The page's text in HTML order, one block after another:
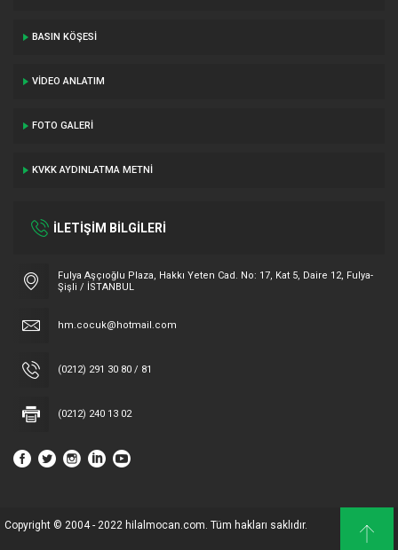
BASIN KÖŞESI
VIDEO ANLATIM
FOTO GALERI
KVKK AYDINLATMA METNI
İLETİŞİM BİLGİLERİ
Fulya Aşçıoğlu Plaza, Hakkı Yeten Cad. No: 17, Kat 5, Daire 12, Fulya-
Şişli / İSTANBUL
hm.cocuk@hotmail.com
(0212) 291 30 80 / 81
(0212) 240 13 02
Copyright © 2004 - 2022 hilalmocan.com. Tüm hakları saklıdır.